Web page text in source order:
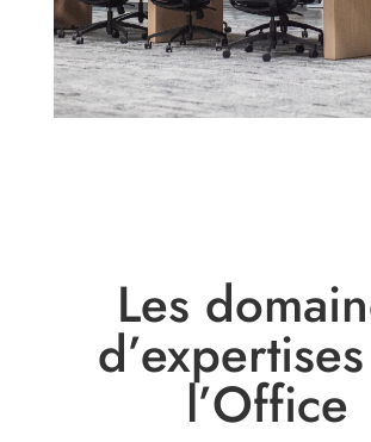
Les
l’Office